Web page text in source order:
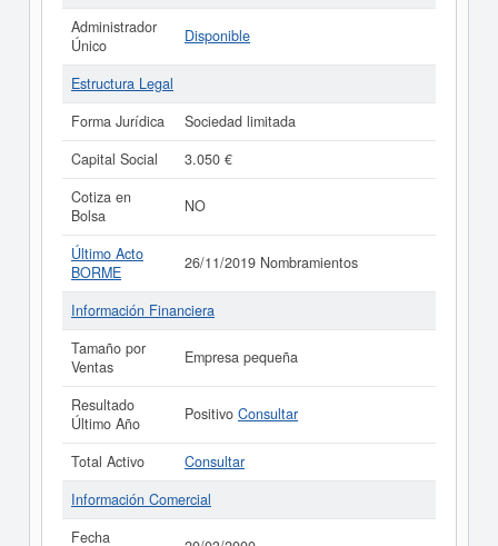
Administrador
Único
Disponible
Estructura Legal
Forma Jurídica
Sociedad limitada
Capital Social
3.050 €
Cotiza en
Bolsa
NO
Último Acto
BORME
26/11/2019 Nombramientos
Información Financiera
Tamaño por
Ventas
Empresa pequeña
Resultado
Último Año
Positivo Consultar
Total Activo
Consultar
Información Comercial
Fecha